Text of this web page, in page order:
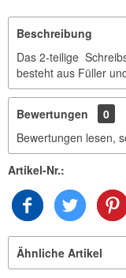
Beschreibung
Das 2-teilige
besteht aus Füller
Bewertungen
0
Bewertungen lesen,
Artikel-Nr.:
Ähnliche Artikel